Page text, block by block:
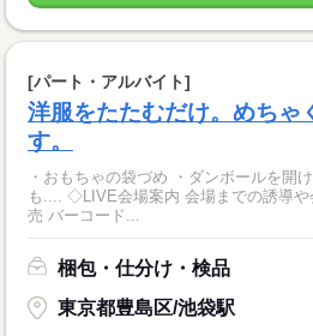
[パート・アルバイト]
洋服をたたむだけ。めちゃ
す。
・おもちゃの袋づめ ・ダンボールを開け
も.... ◇LIVE会場案内 会場までの誘導や会場内での案内 ◇ｸﾞｯｽﾞ販
売 バーコード...
梱包・仕分け・検品
東京都豊島区/池袋駅